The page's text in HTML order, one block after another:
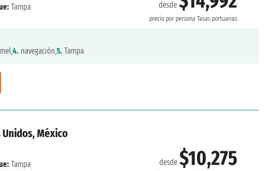
desde
precio por persona Tasas portuarias
Tampa
4. navegación,5. Tampa
México
desde$10,275
Tampa